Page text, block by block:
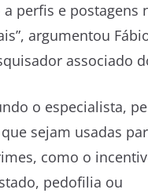
perfis e postagens
argumentou
associado
o especialista,
sejam usadas
como o
pedofilia ou